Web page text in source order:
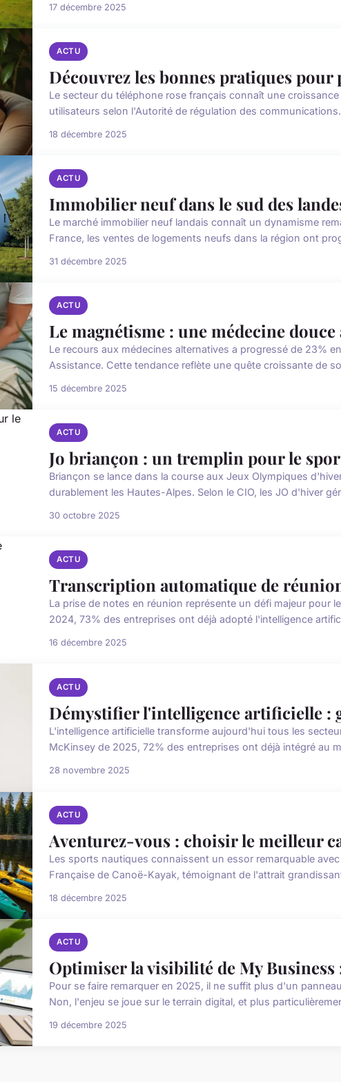
17 décembre 2025
ACTU
Découvrez les bonnes pratiques
Le secteur du téléphone rose français connaît une
utilisateurs selon l'Autorité de régulation des
18 décembre 2025
ACTU
Immobilier neuf dans le sud des
Le marché immobilier neuf landais connaît un dynamisme
France, les ventes de logements neufs dans la région ont
31 décembre 2025
ACTU
Le magnétisme : une médecine
Le recours aux médecines alternatives a progressé de 23%
Assistance. Cette tendance reflète une quête croissante de
15 décembre 2025
ACTU
Jo briançon : un tremplin pour le
Briançon se lance dans la course aux Jeux Olympiques
durablement les Hautes-Alpes. Selon le CIO, les JO d'hiver
30 octobre 2025
ACTU
Transcription automatique de
La prise de notes en réunion représente un défi majeur pour
2024, 73% des entreprises ont déjà adopté l'intelligence
16 décembre 2025
ACTU
Démystifier l'intelligence artificielle :
L'intelligence artificielle transforme aujourd'hui tous les
McKinsey de 2025, 72% des entreprises ont déjà intégré au
28 novembre 2025
ACTU
Aventurez-vous : choisir le meilleur
Les sports nautiques connaissent un essor remarquable
Française de Canoë-Kayak, témoignant de l'attrait
18 décembre 2025
ACTU
Optimiser la visibilité de My Business
Pour se faire remarquer en 2025, il ne suffit plus d'un
Non, l'enjeu se joue sur le terrain digital, et plus
19 décembre 2025